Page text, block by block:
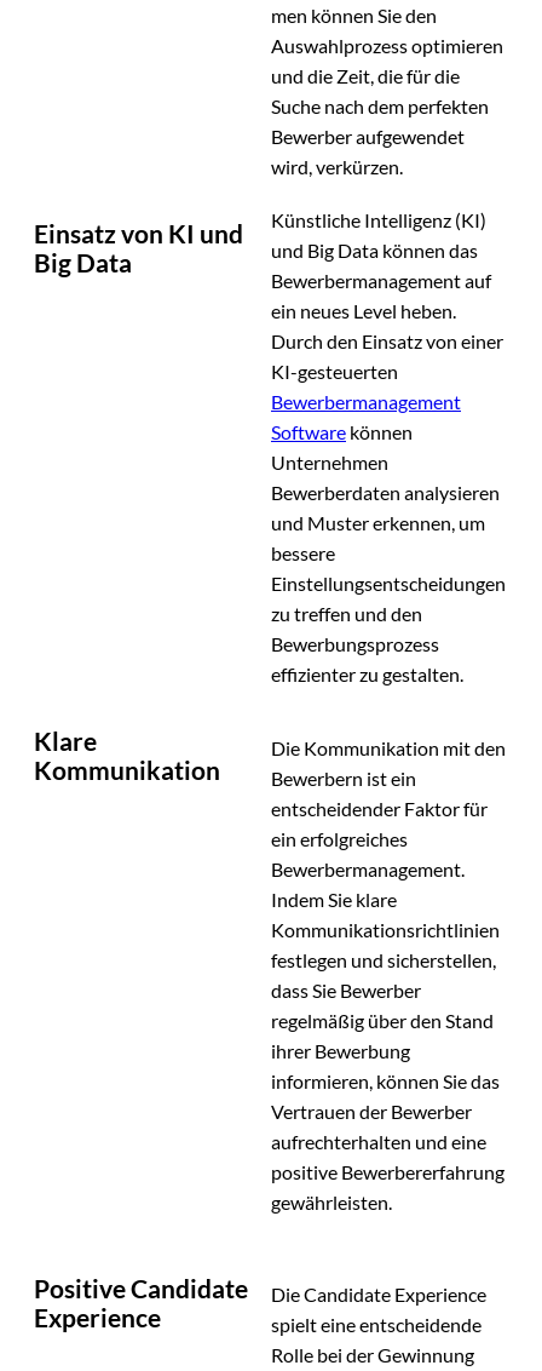
men können Sie den
Auswahlprozess optimieren
und die Zeit, die für die
Suche nach dem perfekten
Bewerber aufgewendet
wird, verkürzen.
Einsatz von KI und
Big Data
Künstliche Intelligenz (KI)
und Big Data können das
Bewerbermanagement auf
ein neues Level heben.
Durch den Einsatz von einer
KI-gesteuerten
Bewerbermanagement
Software können
Unternehmen
Bewerberdaten analysieren
und Muster erkennen, um
bessere
Einstellungsentscheidungen
zu treffen und den
Bewerbungsprozess
effizienter zu gestalten.
Klare
Kommunikation
Die Kommunikation mit den
Bewerbern ist ein
entscheidender Faktor für
ein erfolgreiches
Bewerbermanagement.
Indem Sie klare
Kommunikationsrichtlinien
festlegen und sicherstellen,
dass Sie Bewerber
regelmäßig über den Stand
ihrer Bewerbung
informieren, können Sie das
Vertrauen der Bewerber
aufrechterhalten und eine
positive Bewerbererfahrung
gewährleisten.
Positive Candidate
Experience
Die Candidate Experience
spielt eine entscheidende
Rolle bei der Gewinnung